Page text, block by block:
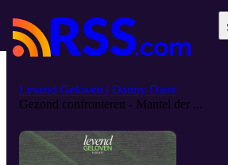
Levend Geloven | Danny Dane
Gezond confronteren - Mantel der ...